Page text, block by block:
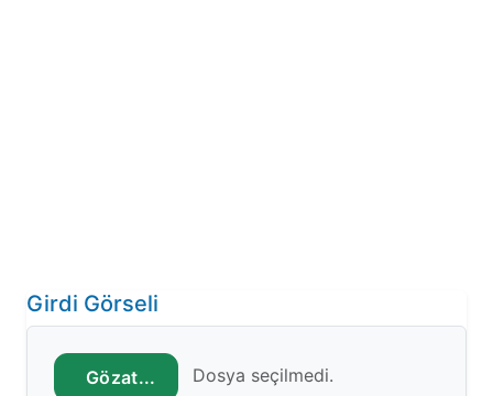
Girdi Görseli
Gözat... Dosya seçilmedi.